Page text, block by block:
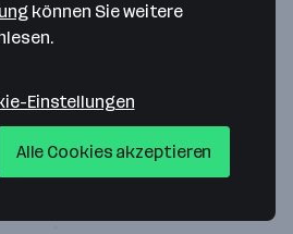
GmbH & Co KG
Straße 8
können Sie weitere
Einstellungen
Alle Cookies akzeptieren